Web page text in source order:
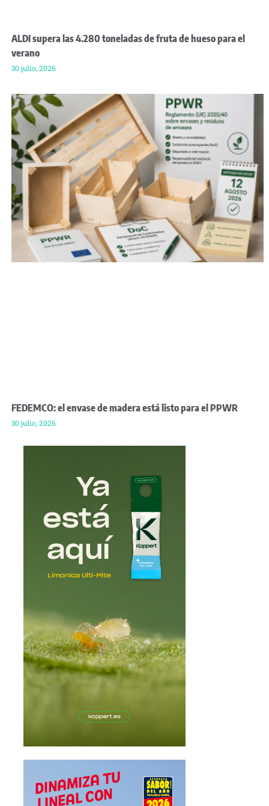
ALDI supera las 4.280 toneladas de fruta de hueso para el
verano
30 julio, 2026
FEDEMCO: el envase de madera está listo para el PPWR
30 julio, 2026